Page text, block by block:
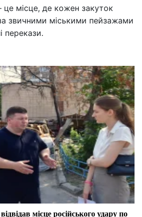
це місце, де кожен закуток
звичними міськими пейзажами
перекази.
місце російського удару по